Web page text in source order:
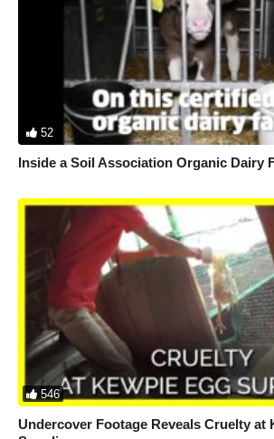
52
Inside a Soil Association Organic Dairy
546
Undercover Footage Reveals Cruelty at